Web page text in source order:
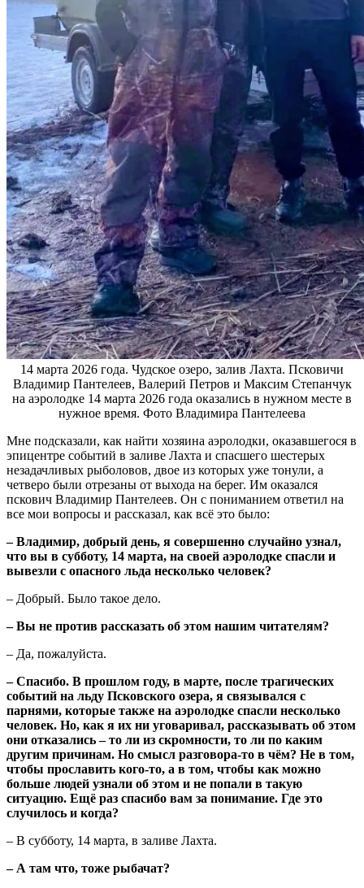
14 марта 2026 года. Чудское озеро, залив Лахта. Псковичи
Владимир Пантелеев, Валерий Петров и Максим Степанчук
на аэролодке 14 марта 2026 года оказались в нужном месте в
нужное время. Фото Владимира Пантелеева
Мне подсказали, как найти хозяина аэролодки, оказавшегося в
эпицентре событий в заливе Лахта и спасшего шестерых
незадачливых рыболовов, двое из которых уже тонули, а
четверо были отрезаны от выхода на берег. Им оказался
пскович Владимир Пантелеев. Он с пониманием ответил на
все мои вопросы и рассказал, как всё это было:
– Владимир, добрый день, я совершенно случайно узнал,
что вы в субботу, 14 марта, на своей аэролодке спасли и
вывезли с опасного льда несколько человек?
– Добрый. Было такое дело.
– Вы не против рассказать об этом нашим читателям?
– Да, пожалуйста.
– Спасибо. В прошлом году, в марте, после трагических
событий на льду Псковского озера, я связывался с
парнями, которые также на аэролодке спасли несколько
человек. Но, как я их ни уговаривал, рассказывать об этом
они отказались – то ли из скромности, то ли по каким
другим причинам. Но смысл разговора-то в чём? Не в том,
чтобы прославить кого-то, а в том, чтобы как можно
больше людей узнали об этом и не попали в такую
ситуацию. Ещё раз спасибо вам за понимание. Где это
случилось и когда?
– В субботу, 14 марта, в заливе Лахта.
– А там что, тоже рыбачат?